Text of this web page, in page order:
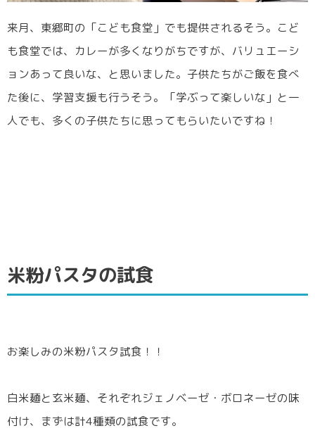
来月、東郷町の「こども食堂」でも提供されるそう。こど
も食堂では、カレーが多くなりがちですが、バリュエーシ
ョンあって良いな、と思いました。子供たちがご飯を食べ
た後に、学習支援も行うそう。「学ぶって楽しいな」と一
人でも、多くの子供たちに思ってもらいたいですね！
米粉パスタの試食
お楽しみの米粉パスタ試食！！
白米麺と玄米麺、それぞれジェノベーゼ・ボロネーゼの味
付け、まずは計4種類の試食です。